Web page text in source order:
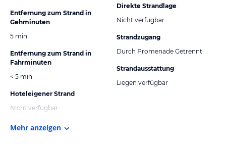
Entfernung zum Strand in
Gehminuten
5 min
Entfernung zum Strand in
Fahrminuten
< 5 min
Hoteleigener Strand
Nicht verfügbar
Direkte Strandlage
Nicht verfügbar
Strandzugang
Durch Promenade Getrennt
Strandausstattung
Liegen verfügbar
Mehr anzeigen